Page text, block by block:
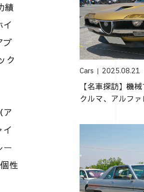
績
イ
ブ
ク
ア
イ
ー
性
Cars 2025.08.21
【名車探訪】機
クルマ、アルフ